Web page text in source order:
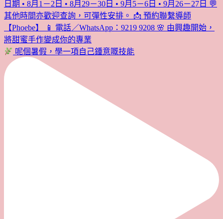
呢個暑假，學一項自己鍾意嘅技能